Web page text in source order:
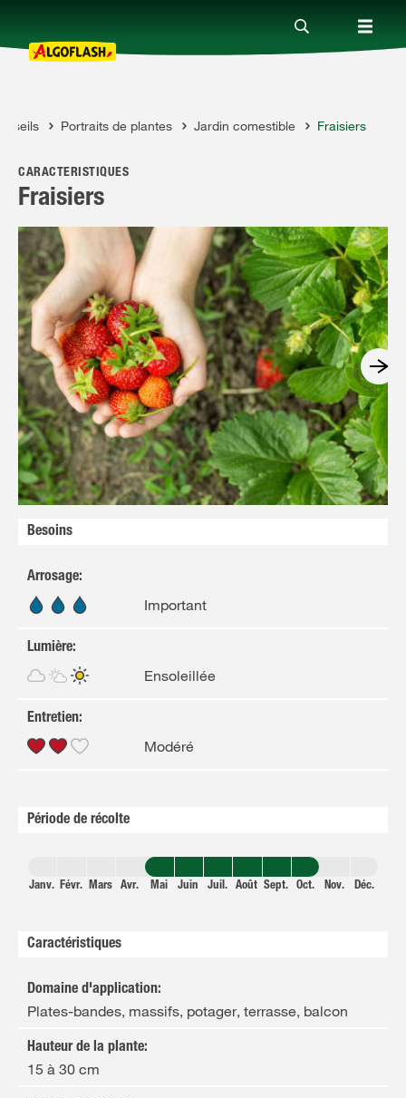
Nos produits
Conseils
Thèmes
Qui sommes-nous ?
Promotions
Portraits de plantes Jardin comestible Fraisiers
CARACTÉRISTIQUES
Fraisiers
Besoins
Arrosage:
Important
Lumière:
Ensoleillée
Entretien:
Modéré
Période de récolte
Janv. Févr. Mars Avr. Mai Juin Juil. Août Sept. Oct. Nov. Déc.
Caractéristiques
Domaine d'application:
Plates-bandes, massifs, potager, terrasse, balcon
Hauteur de la plante:
15 à 30 cm